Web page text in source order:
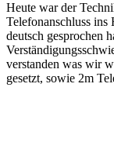
Heute war der
Telefonanschluss
deutsch gesprochen
verstanden was wir
gesetzt, sowie 2m